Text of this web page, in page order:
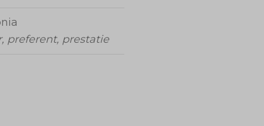
preferent, prestatie